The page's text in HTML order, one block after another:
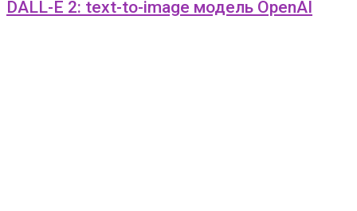
DALL-E 2: text-to-image модель OpenAI